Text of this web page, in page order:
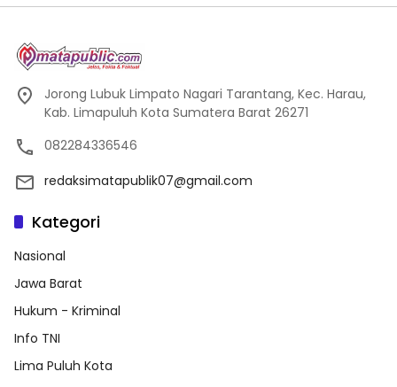
Jorong Lubuk Limpato Nagari Tarantang, Kec. Harau,
Kab. Limapuluh Kota Sumatera Barat 26271
082284336546
redaksimatapublik07@gmail.com
Kategori
Nasional
Jawa Barat
Hukum - Kriminal
Info TNI
Lima Puluh Kota